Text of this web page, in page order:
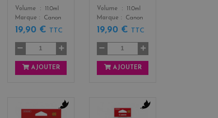
Color
Volume
11.0ml
Marque
Canon
19,90 € TTC
AJOUTER
Color
Volume
11.0ml
Marque
Canon
19,90 € TTC
AJOUTER